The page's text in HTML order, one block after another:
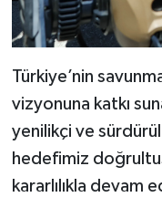
Türkiye’nin
vizyonuna katkı
yenilikçi ve
hedefimiz
kararlılıkla devam